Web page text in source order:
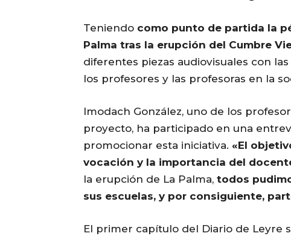
Teniendo como punto de partida la
Palma tras la erupción del Cumbre
diferentes piezas audiovisuales con
los profesores y las profesoras en la
Imodach González, uno de los
proyecto, ha participado en una
promocionar esta iniciativa. «El
vocación y la importancia del
la erupción de La Palma, todos
sus escuelas, y por consiguiente,
El primer capítulo del Diario de Leyre